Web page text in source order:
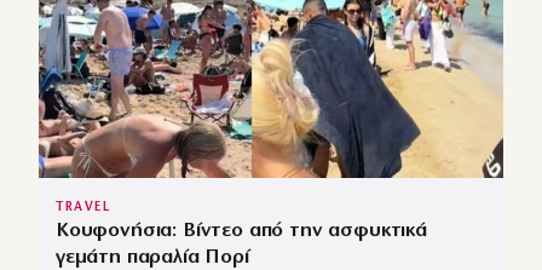
TRAVEL
Κουφονήσια: Βίντεο από την ασφυκτικά
γεμάτη παραλία Πορί